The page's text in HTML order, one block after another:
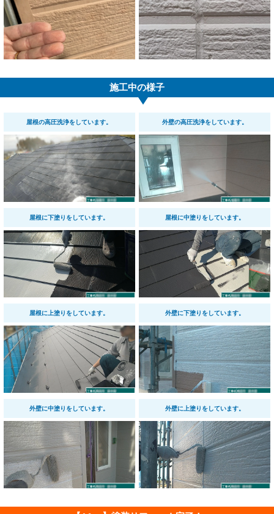
施工中の様子
屋根の高圧洗浄をしています。 外壁の高圧洗浄をしています。
屋根に下塗りをしています。 屋根に中塗りをしています。
屋根に上塗りをしています。 外壁に下塗りをしています。
外壁に中塗りをしています。 外壁に上塗りをしています。